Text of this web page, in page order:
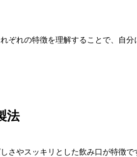
ぞれの特徴を理解することで、自分
法
さやスッキリとした飲み口が特徴で